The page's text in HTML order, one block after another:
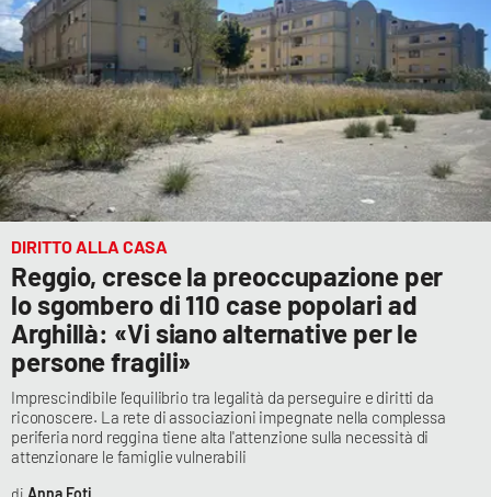
APP
Android
Apple
DIRITTO ALLA CASA
Reggio, cresce la preoccupazione per
lo sgombero di 110 case popolari ad
Arghillà: «Vi siano alternative per le
persone fragili»
Imprescindibile l’equilibrio tra legalità da perseguire e diritti da
riconoscere. La rete di associazioni impegnate nella complessa
periferia nord reggina tiene alta l'attenzione sulla necessità di
attenzionare le famiglie vulnerabili